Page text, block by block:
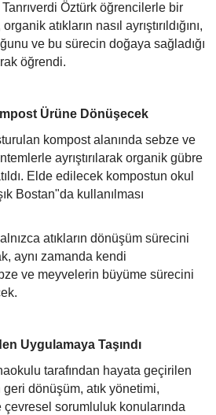
Öztürk öğrencilerle bir
atıkların nasıl ayrıştırıldığını,
ve bu sürecin doğaya sağladığı
öğrendi.
Ürüne Dönüşecek
kompost alanında sebze ve
ayrıştırılarak organik gübre
Elde edilecek kompostun okul
Bostan"da kullanılması
atıkların dönüşüm sürecini
aynı zamanda kendi
ve meyvelerin büyüme sürecini
Uygulamaya Taşındı
tarafından hayata geçirilen
dönüşüm, atık yönetimi,
sorumluluk konularında